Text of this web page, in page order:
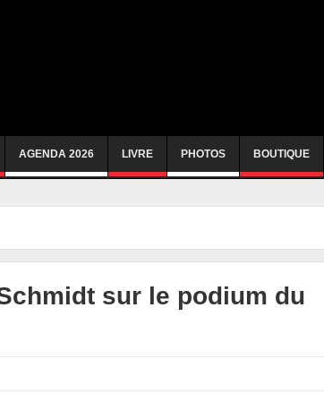
AGENDA 2026 LIVRE PHOTOS BOUTIQUE
sur le podium du